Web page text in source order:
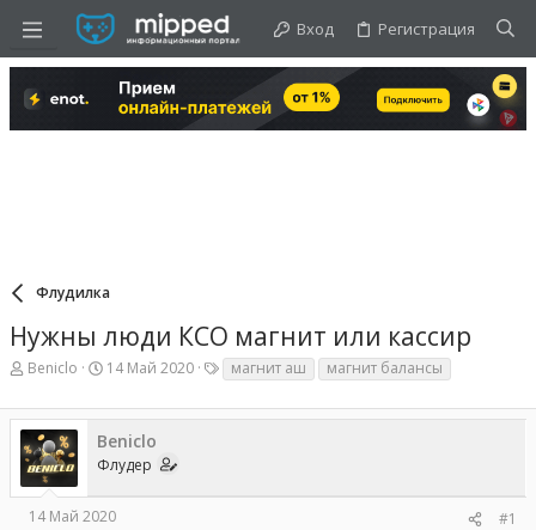
Вход Регистрация
Флудилка
Нужны люди КСО магнит или кассир
А
т
о
р
т
е
м
ы
Beniclo
Д
т
а
н
а
а
л
14 Май 2020
Т
е
г
и
магнит аш магнит балансы
Beniclo
Флудер
14 Май 2020 #1